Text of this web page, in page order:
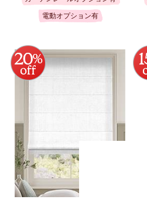
電動オプション有